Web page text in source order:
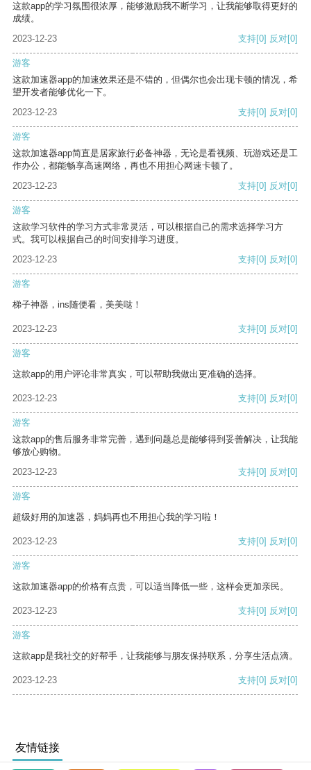
这款app的学习氛围很浓厚，能够激励我不断学习，让我能够取得更好的
成绩。
2023-12-23
支持[0] 反对[0]
游客
这款加速器app的加速效果还是不错的，但偶尔也会出现卡顿的情况，希
望开发者能够优化一下。
2023-12-23
支持[0] 反对[0]
游客
这款加速器app简直是居家旅行必备神器，无论是看视频、玩游戏还是工
作办公，都能畅享高速网络，再也不用担心网速卡顿了。
2023-12-23
支持[0] 反对[0]
游客
这款学习软件的学习方式非常灵活，可以根据自己的需求选择学习方
式。我可以根据自己的时间安排学习进度。
2023-12-23
支持[0] 反对[0]
游客
梯子神器，ins随便看，美美哒！
2023-12-23 支持[0] 反对[0]
游客
这款app的用户评论非常真实，可以帮助我做出更准确的选择。
2023-12-23 支持[0] 反对[0]
游客
这款app的售后服务非常完善，遇到问题总是能够得到妥善解决，让我能
够放心购物。
2023-12-23
支持[0] 反对[0]
游客
超级好用的加速器，妈妈再也不用担心我的学习啦！
2023-12-23 支持[0] 反对[0]
游客
这款加速器app的价格有点贵，可以适当降低一些，这样会更加亲民。
2023-12-23 支持[0] 反对[0]
游客
这款app是我社交的好帮手，让我能够与朋友保持联系，分享生活点滴。
2023-12-23 支持[0] 反对[0]
友情链接